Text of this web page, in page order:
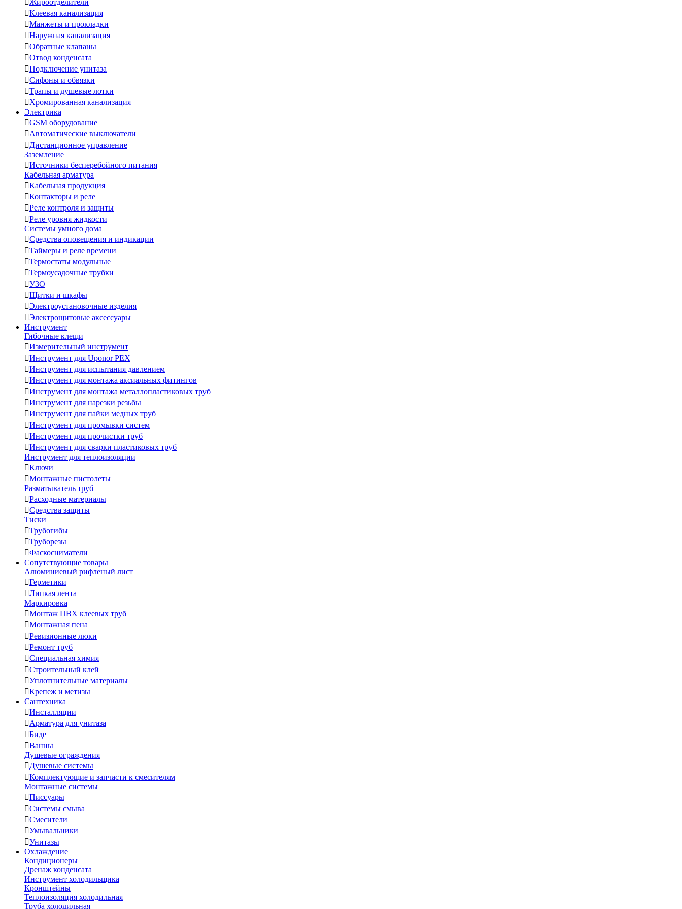
Жироотделители
Клеевая канализация
Манжеты и прокладки
Наружная канализация
Обратные клапаны
Отвод конденсата
Подключение унитаза
Сифоны и обвязки
Трапы и душевые лотки
Хромированная канализация
Электрика
GSM оборудование
Автоматические выключатели
Дистанционное управление
Заземление
Источники бесперебойного питания
Кабельная арматура
Кабельная продукция
Контакторы и реле
Реле контроля и защиты
Реле уровня жидкости
Системы умного дома
Средства оповещения и индикации
Таймеры и реле времени
Термостаты модульные
Термоусадочные трубки
УЗО
Щитки и шкафы
Электроустановочные изделия
Электрощитовые аксессуары
Инструмент
Гибочные клещи
Измерительный инструмент
Инструмент для Uponor PEX
Инструмент для испытания давлением
Инструмент для монтажа аксиальных фитингов
Инструмент для монтажа металлопластиковых труб
Инструмент для нарезки резьбы
Инструмент для пайки медных труб
Инструмент для промывки систем
Инструмент для прочистки труб
Инструмент для сварки пластиковых труб
Инструмент для теплоизоляции
Ключи
Монтажные пистолеты
Разматыватель труб
Расходные материалы
Средства защиты
Тиски
Трубогибы
Труборезы
Фаскосниматели
Сопутствующие товары
Алюминиевый рифленый лист
Герметики
Липкая лента
Маркировка
Монтаж ПВХ клеевых труб
Монтажная пена
Ревизионные люки
Ремонт труб
Специальная химия
Строительный клей
Уплотнительные материалы
Крепеж и метизы
Сантехника
Инсталляции
Арматура для унитаза
Биде
Ванны
Душевые ограждения
Душевые системы
Комплектующие и запчасти к смесителям
Монтажные системы
Писсуары
Системы смыва
Смесители
Умывальники
Унитазы
Охлаждение
Кондиционеры
Дренаж конденсата
Инструмент холодильщика
Кронштейны
Теплоизоляция холодильная
Труба холодильная